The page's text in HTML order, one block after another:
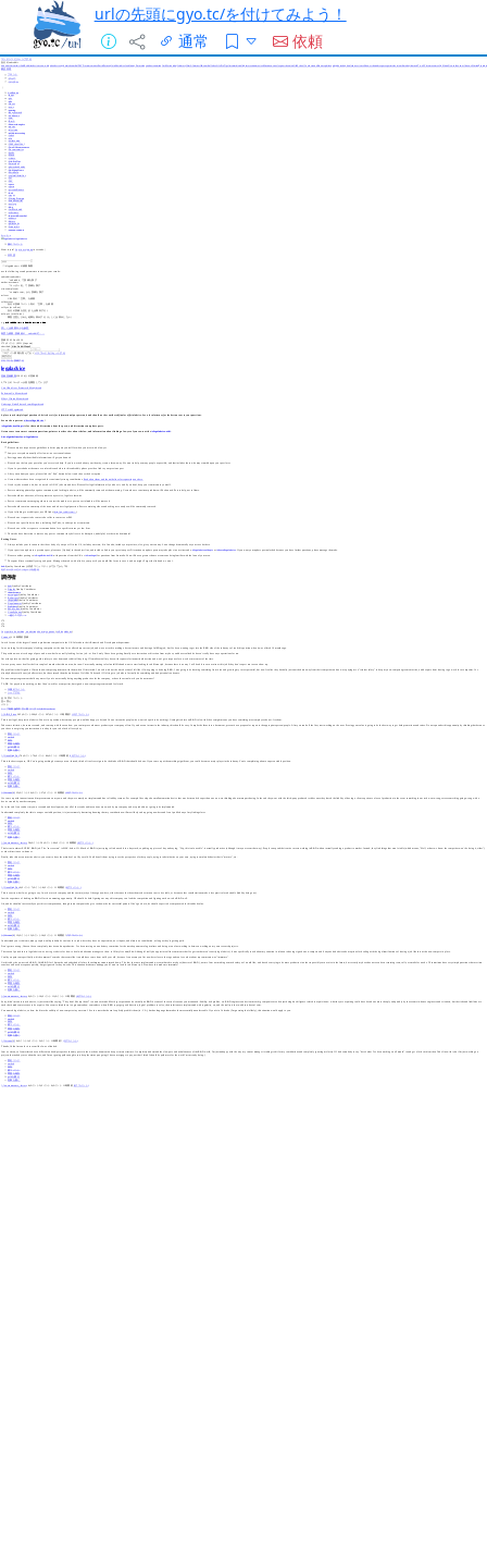
urlの先頭にgyo.tc/を付けてみよう！
通常
依頼